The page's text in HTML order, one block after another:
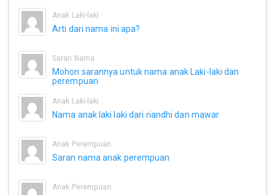
Anak Laki-laki
Arti dari nama ini apa?
Saran Nama
Mohon sarannya untuk nama anak Laki-laki dan
perempuan
Anak Laki-laki
Nama anak laki laki dari riandhi dan mawar
Anak Perempuan
Saran nama anak perempuan
Anak Perempuan